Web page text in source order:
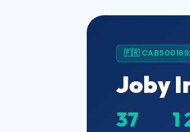
🇫🇷
Joby
37 1